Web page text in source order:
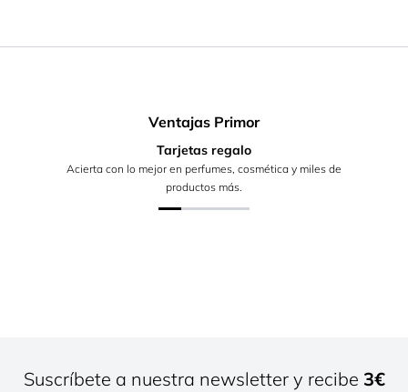
Ventajas Primor
Tarjetas regalo
Acierta con lo mejor en perfumes, cosmética y miles de
productos más.
Suscríbete a nuestra newsletter y recibe 3€